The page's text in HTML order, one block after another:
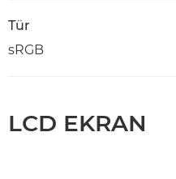
Tür
sRGB
LCD EKRAN